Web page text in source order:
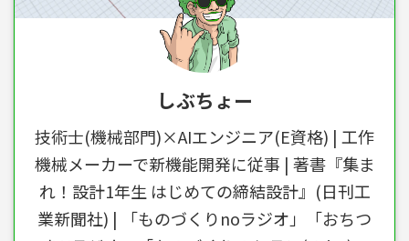
しぶちょー
技術士(機械部門)×AIエンジニア(E資格) | 工作
機械メーカーで新機能開発に従事 | 著書『集ま
れ！設計1年生 はじめての締結設計』(日刊工
業新聞社) | 「ものづくりnoラジオ」「おちつ